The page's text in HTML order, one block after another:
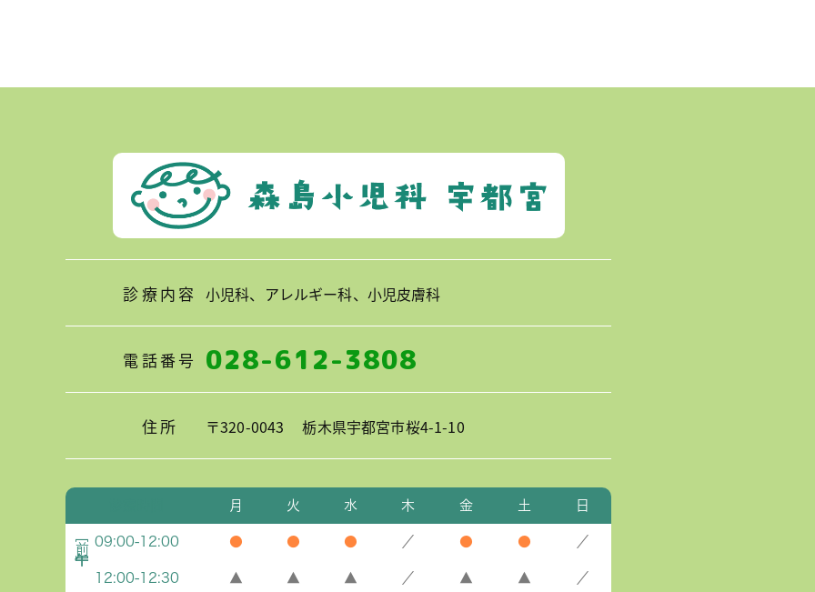
診療内容 小児科、アレルギー科、小児皮膚科
電話番号 028-612-3808
住所 〒320-0043 栃木県宇都宮市桜4-1-10
月 火 水 木 金 土 日
09:00-12:00 ● ● ● ／ ● ● ／
12:00-12:30 ▲ ▲ ▲ ／ ▲ ▲ ／